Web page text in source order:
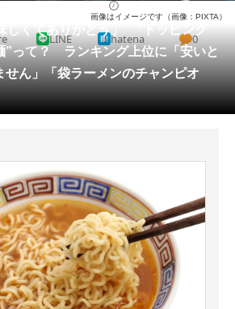
ページ
レンド
スの未来
選べる
ヒント
しくてありがとう」 “トッピング
”って？ ランキング上位に「安いと
せん」「袋ラーメンのチャンピオ
画像はイメージです（画像：PIXTA）
LINE hatena 0